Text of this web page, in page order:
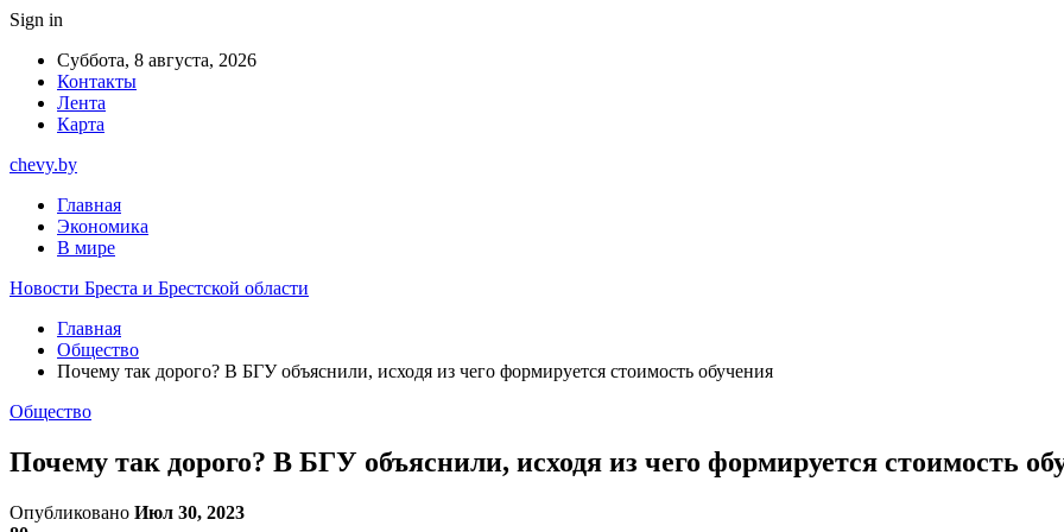
Sign in
Суббота, 8 августа, 2026
Контакты
Лента
Карта
chevy.by
Главная
Экономика
В мире
Новости Бреста и Брестской области
Главная
Общество
Почему так дорого? В БГУ объяснили, исходя из чего формируется стоимость обучения
Общество
Почему так дорого? В БГУ объяснили, исходя из чего формируется стоимость
Опубликовано Июл 30, 2023